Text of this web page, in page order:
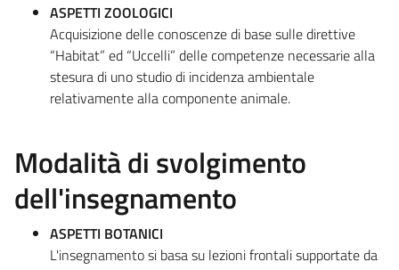
ASPETTI ZOOLOGICI
Acquisizione delle conoscenze di base sulle direttive
“Habitat” ed “Uccelli” delle competenze necessarie alla
stesura di uno studio di incidenza ambientale
relativamente alla componente animale.
Modalità di svolgimento
dell'insegnamento
ASPETTI BOTANICI
L'insegnamento si basa su lezioni frontali supportate da